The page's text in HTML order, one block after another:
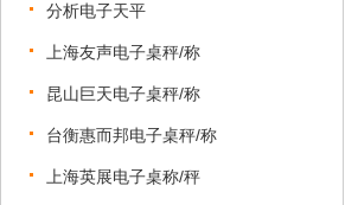
分析电子天平
上海友声电子桌秤/称
昆山巨天电子桌秤/称
台衡惠而邦电子桌秤/称
上海英展电子桌称/秤